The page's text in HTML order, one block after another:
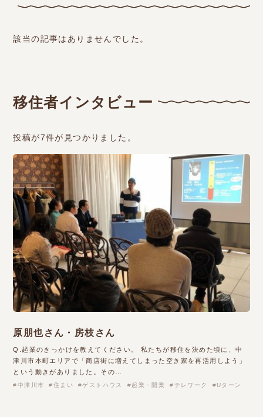
該当の記事はありませんでした。
移住者インタビュー
投稿が7件が見つかりました。
原朋也さん・房枝さん
Q.起業のきっかけを教えてください。 私たちが移住を決めた頃に、中
津川市本町エリアで「商店街に増えてしまった空き家を再活用しよう」
という動きがありました。その…
中津川市 住まい ゲストハウス 起業・開業 テレワーク Uターン